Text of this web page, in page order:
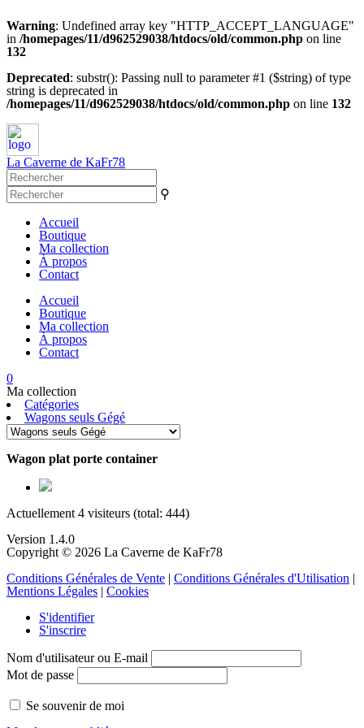
Warning: Undefined array key "HTTP_ACCEPT_LANGUAGE"
in /homepages/11/d962529038/htdocs/old/common.php on line
132
Deprecated: substr(): Passing null to parameter #1 ($string) of type
string is deprecated in
/homepages/11/d962529038/htdocs/old/common.php on line 132
La Caverne de KaFr78
⚲
Accueil
Boutique
Ma collection
À propos
Contact
Accueil
Boutique
Ma collection
À propos
Contact
0
Ma collection
Catégories
Wagons seuls Gégé
Wagon plat porte container
Actuellement 4 visiteurs (total: 444)
Version 1.4.0
Copyright © 2026 La Caverne de KaFr78
Conditions Générales de Vente | Conditions Générales d'Utilisation |
Mentions Légales | Cookies
S'identifier
S'inscrire
Nom d'utilisateur ou E-mail
Mot de passe
Se souvenir de moi